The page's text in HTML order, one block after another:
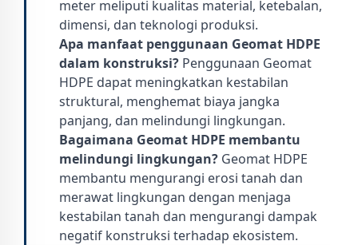
meter meliputi kualitas material, ketebalan,
dimensi, dan teknologi produksi.
Apa manfaat penggunaan Geomat HDPE
dalam konstruksi? Penggunaan Geomat
HDPE dapat meningkatkan kestabilan
struktural, menghemat biaya jangka
panjang, dan melindungi lingkungan.
Bagaimana Geomat HDPE membantu
melindungi lingkungan? Geomat HDPE
membantu mengurangi erosi tanah dan
merawat lingkungan dengan menjaga
kestabilan tanah dan mengurangi dampak
negatif konstruksi terhadap ekosistem.